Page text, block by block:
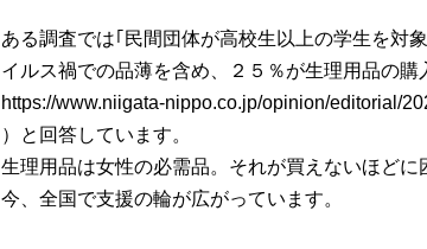
ある調査では｢民間団体が高校生以上の学生を対
イルス禍での品薄を含め、２５％が生理用品の購
https://www.niigata-nippo.co.jp/opinion/editorial/
）と回答しています。
生理用品は女性の必需品。それが買えないほどに
今、全国で支援の輪が広がっています。